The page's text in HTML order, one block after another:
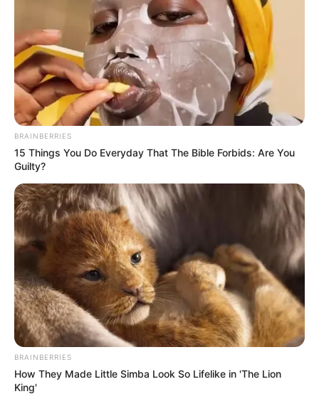
ดวงรายวัน 9 กันยายน 2565
9 ก.ย. 2022
ดวงรายวัน 5 กันยายน 2565
5 ก.ย. 2022
BRAINBERRIES
15 Things You Do Everyday That The Bible Forbids: Are You
Guilty?
BRAINBERRIES
How They Made Little Simba Look So Lifelike in 'The Lion
King'